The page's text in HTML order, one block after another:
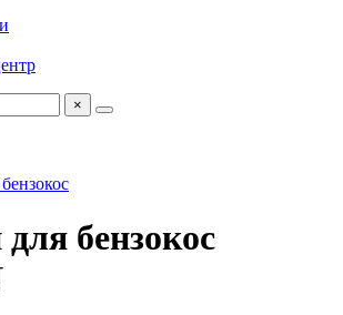
×
бензокос